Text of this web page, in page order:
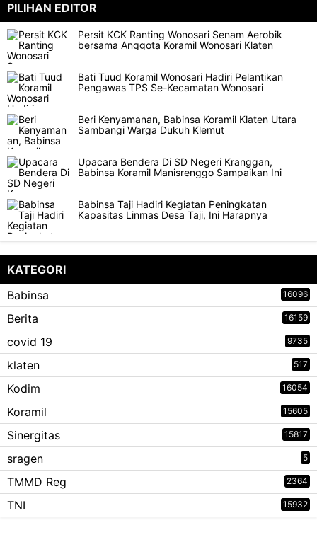
PILIHAN EDITOR
Persit KCK Ranting Wonosari Senam Aerobik
bersama Anggota Koramil Wonosari Klaten
Bati Tuud Koramil Wonosari Hadiri Pelantikan
Pengawas TPS Se-Kecamatan Wonosari
Beri Kenyamanan, Babinsa Koramil Klaten Utara
Sambangi Warga Dukuh Klemut
Upacara Bendera Di SD Negeri Kranggan,
Babinsa Koramil Manisrenggo Sampaikan Ini
Babinsa Taji Hadiri Kegiatan Peningkatan
Kapasitas Linmas Desa Taji, Ini Harapnya
KATEGORI
Babinsa
16096
Berita 16159
covid 19 9735
klaten 517
Kodim 16054
Koramil 15605
Sinergitas 15817
sragen 5
TMMD Reg 2364
TNI 15932